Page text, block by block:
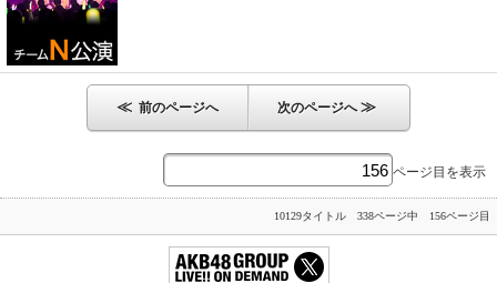
≪ 前のページへ 次のページへ≫
ページ目を表示
10129タイトル 338ページ中 156ページ目